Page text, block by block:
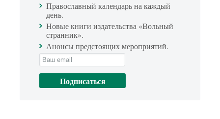
Православный календарь на каждый
день.
Новые книги издательства «Вольный
странник».
Анонсы предстоящих мероприятий.